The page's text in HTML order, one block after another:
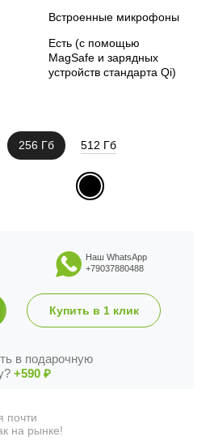
Встроенные микрофоны
Есть (с помощью
MagSafe и зарядных
устройств стандарта Qi)
256 Гб 512 Гб
Наш WhatsApp
+79037880488
Купить в 1 клик
в подарочную
+590 ₽
почти
на рынке!